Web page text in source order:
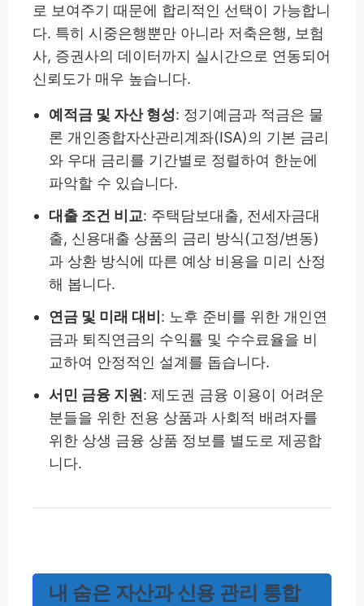
로 보여주기 때문에 합리적인 선택이 가능합니
다. 특히 시중은행뿐만 아니라 저축은행, 보험
사, 증권사의 데이터까지 실시간으로 연동되어
신뢰도가 매우 높습니다.
예적금 및 자산 형성: 정기예금과 적금은 물
론 개인종합자산관리계좌(ISA)의 기본 금리
와 우대 금리를 기간별로 정렬하여 한눈에
파악할 수 있습니다.
대출 조건 비교: 주택담보대출, 전세자금대
출, 신용대출 상품의 금리 방식(고정/변동)
과 상환 방식에 따른 예상 비용을 미리 산정
해 봅니다.
연금 및 미래 대비 : 노후 준비를 위한 개인연
금과 퇴직연금의 수익률 및 수수료율을 비
교하여 안정적인 설계를 돕습니다.
서민 금융 지원 : 제도권 금융 이용이 어려운
분들을 위한 전용 상품과 사회적 배려자를
위한 상생 금융 상품 정보를 별도로 제공합
니다.
내 숨은 자산과 신용 관리 통합